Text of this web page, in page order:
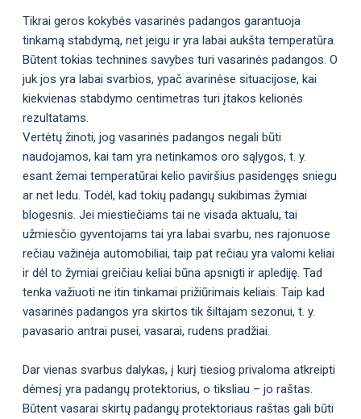
Tikrai geros kokybės vasarinės padangos garantuoja
tinkamą stabdymą, net jeigu ir yra labai aukšta temperatūra.
Būtent tokias technines savybes turi vasarinės padangos. O
juk jos yra labai svarbios, ypač avarinėse situacijose, kai
kiekvienas stabdymo centimetras turi įtakos kelionės
rezultatams.
Vertėtų žinoti, jog vasarinės padangos negali būti
naudojamos, kai tam yra netinkamos oro sąlygos, t. y.
esant žemai temperatūrai kelio paviršius pasidengęs sniegu
ar net ledu. Todėl, kad tokių padangų sukibimas žymiai
blogesnis. Jei miestiečiams tai ne visada aktualu, tai
užmiesčio gyventojams tai yra labai svarbu, nes rajonuose
rečiau važinėja automobiliai, taip pat rečiau yra valomi keliai
ir dėl to žymiai greičiau keliai būna apsnigti ir aplediję. Tad
tenka važiuoti ne itin tinkamai prižiūrimais keliais. Taip kad
vasarinės padangos yra skirtos tik šiltajam sezonui, t. y.
pavasario antrai pusei, vasarai, rudens pradžiai.
Dar vienas svarbus dalykas, į kurį tiesiog privaloma atkreipti
dėmesį yra padangų protektorius, o tiksliau – jo raštas.
Būtent vasarai skirtų padangų protektoriaus raštas gali būti